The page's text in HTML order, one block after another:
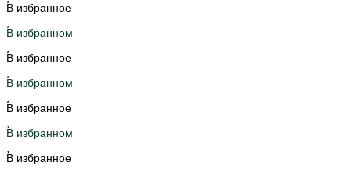
В избранное
В избранном
В избранное
В избранном
В избранное
В избранном
В избранное